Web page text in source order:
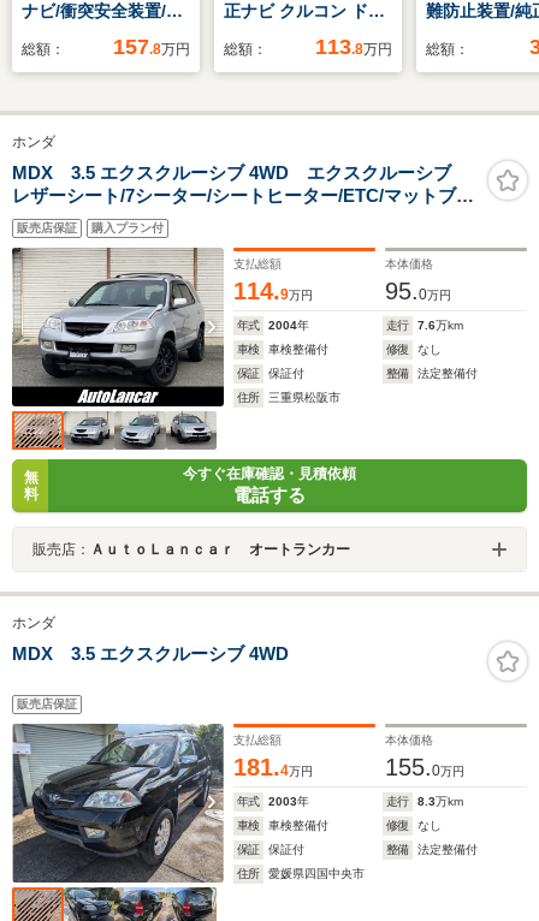
ナビ/衝突安全装置/電
動スライドドア/シー
ム/ドライブレコーダ
ー 前後/ヘッドランプ
LED/Bluetooth接
続/ETC
総額： 157.8万円
正ナビ クルコン ドラ
レコ レーンキープ
総額： 113.8万円
難防止装置/純
ディオ(FM/
ッドライトレ
外アルミホイ
正フロアマッ
総額：
ホンダ
MDX 3.5 エクスクルーシブ 4WD エクスクルーシブ
レザーシート/7シーター/シートヒーター/ETC/マットブラ
ックホイール/フルオートエアコン/パワーシート/ガラスサ
ンルーフ/キーレス
販売店保証 購入プラン付
支払総額
114.9万円
本体価格
95.0万円
年式 2004年 走行 7.6万km
車検
車検整備付 修復
なし
保証
保証付 整備
法定整備付
住所
三重県松阪市
無
料
今すぐ在庫確認・見積依頼
電話する
販売店： ＡｕｔｏＬａｎｃａｒ オートランカー
ホンダ
MDX 3.5 エクスクルーシブ 4WD
販売店保証
支払総額
181.4万円
本体価格
155.0万円
年式 2003年 走行 8.3万km
車検
車検整備付 修復
なし
保証
保証付 整備
法定整備付
住所
愛媛県四国中央市